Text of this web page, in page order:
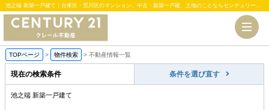
池之端 新築一戸建て｜台東区・荒川区のマンション、中古・新築一戸建、土地のことならセンチュリー21クレール不動産
TOPページ > 物件検索 > 不動産情報一覧
現在の検索条件 条件を選び直す
池之端 新築一戸建て